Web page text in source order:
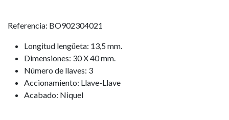
Referencia: BO902304021
Longitud lengüeta: 13,5 mm.
Dimensiones: 30 X 40 mm.
Número de llaves: 3
Accionamiento: Llave-Llave
Acabado: Niquel